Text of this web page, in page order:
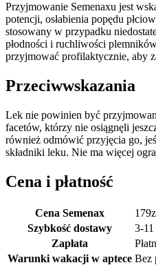
Przyjmowanie Semenaxu jest
potencji, osłabienia popędu
stosowany w przypadku
płodności i ruchliwości
przyjmować profilaktycznie, aby
Przeciwwskazania
Lek nie powinien być
facetów, którzy nie osiągnęli
również odmówić przyjęcia go,
składniki leku. Nie ma więcej
Cena i płatność
Cena Semenax 179
Szybkość dostawy
3-
Zapłata
Warunki wakacji w aptece Bez